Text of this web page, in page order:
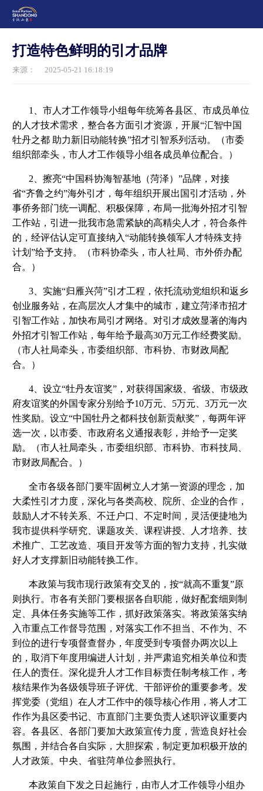
打造特色鲜明的引才品牌
来源： 2025-05-21 16:18:19
1、市人才工作领导小组每年统筹各县区、市成员单位
的人才技术需求，整合各方面引才资源，开展“汇智中国
牡丹之都 助力新旧动能转换”招才引智系列活动。（市委
组织部牵头，市人才工作领导小组各成员单位配合。）
2、擦亮“中国科协海智基地（菏泽）”品牌，对接
省“齐鲁之约”海外引才，每年组织开展出国引才活动，外
事侨务部门统一调配、积极保障，布局一批海外招才引智
工作站，引进一批我市急需紧缺的高精尖人才，符合条件
的，经评估认定可直接纳入“动能转换领军人才特殊支持
计划”给予支持。（市科协牵头，市人社局、市外侨办配
合。）
3、实施“归雁兴菏”引才工程，依托流动党组织和返乡
创业服务站，在高层次人才集中的城市，建立菏泽市招才
引智工作站，加快布局引才网络。对引才成效显著的海内
外招才引智工作站，每年给予最高30万元工作经费奖励。
（市人社局牵头，市委组织部、市科协、市财政局配
合。）
4、设立“牡丹友谊奖”，对获得国家级、省级、市级政
府友谊奖的外国专家分别给予10万元、5万元、3万元一次
性奖励。设立“中国牡丹之都科技创新贡献奖”，每两年评
选一次，以市委、市政府名义通报表彰，并给予一定奖
励。（市人社局牵头，市委组织部、市科协、市科技局、
市财政局配合。）
全市各级各部门要牢固树立人才第一资源的理念，加
大柔性引才力度，深化与各类高校、院所、企业的合作，
鼓励人才不转关系、不迁户口、不定时间，灵活便捷地为
我市提供科学研究、课题攻关、课程讲授、人才培养、技
术推广、工艺改造、项目开发等方面的智力支持，扎实做
好人才支撑新旧动能转换工作。
本政策与我市现行政策有交叉的，按“就高不重复”原
则执行。市各有关部门要根据各自职能，做好配套细则制
定、具体任务实施等工作，抓好政策落实。将政策落实纳
入市重点工作督导范围，对落实工作不担当、不作为、不
到位的进行专项督查督办，年度受到专项督办两次以上
的，取消下年度用编进人计划，并严肃追究相关单位和责
任人的责任。深化提升人才工作目标责任制考核工作，考
核结果作为各级领导班子评优、干部评价的重要参考。发
挥党委（党组）在人才工作中的领导核心作用，将人才工
作作为县区委书记、市直部门主要负责人述职评议重要内
容。各县区、各部门要加大政策宣传力度，营造良好社会
氛围，并结合各自实际，大胆探索，制定更加积极开放的
人才政策。中央、省驻菏单位参照执行。
本政策自下发之日起施行，由市人才工作领导小组办